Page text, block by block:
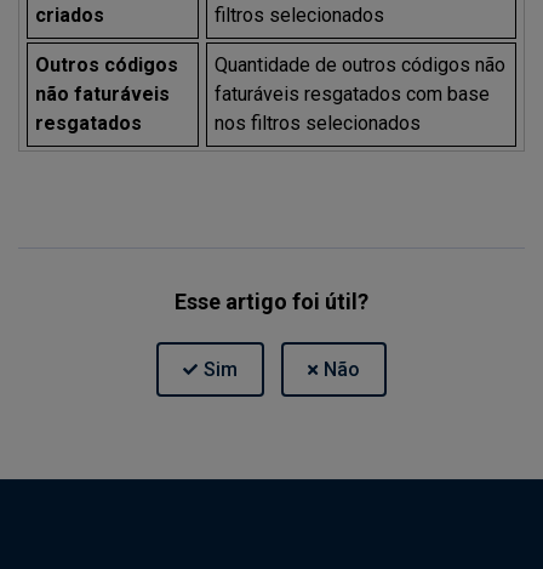
criados
filtros selecionados
Outros códigos
não faturáveis
resgatados
Quantidade de outros códigos não
faturáveis resgatados com base
nos filtros selecionados
Esse artigo foi útil?